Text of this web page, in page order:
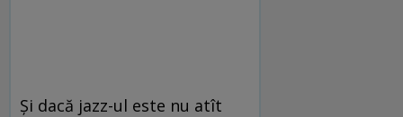
Şi dacă jazz-ul este nu atît